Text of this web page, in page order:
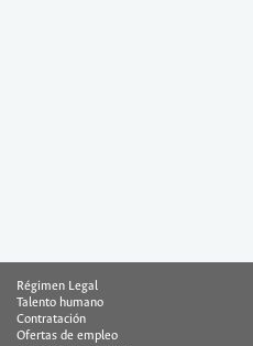
Régimen Legal
Talento humano
Contratación
Ofertas de empleo